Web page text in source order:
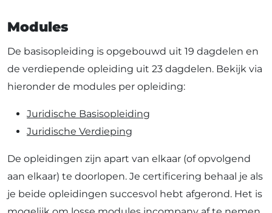
Modules
De basisopleiding is opgebouwd uit 19 dagdelen en
de verdiepende opleiding uit 23 dagdelen. Bekijk via
hieronder de modules per opleiding:
Juridische Basisopleiding
Juridische Verdieping
De opleidingen zijn apart van elkaar (of opvolgend
aan elkaar) te doorlopen. Je certificering behaal je als
je beide opleidingen succesvol hebt afgerond. Het is